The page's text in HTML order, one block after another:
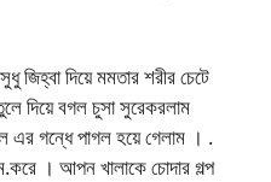
দিয়ে মমতার শরীর চেটে
দিয়ে বগল চুসা সুরেকরলাম
গন্ধে পাগল হয়ে গেলাম । .
। আপন খালাকে চোদার গল্প